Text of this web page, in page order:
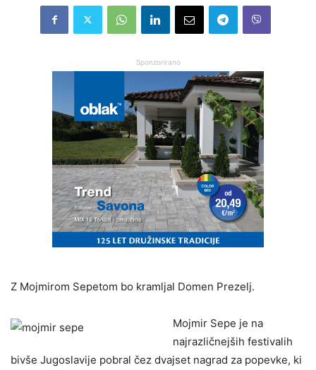
Sponzorirano
Z Mojmirom Sepetom bo kramljal Domen Prezelj.
Mojmir Sepe je na
najrazličnejših festivalih
bivše Jugoslavije pobral čez dvajset nagrad za popevke, ki